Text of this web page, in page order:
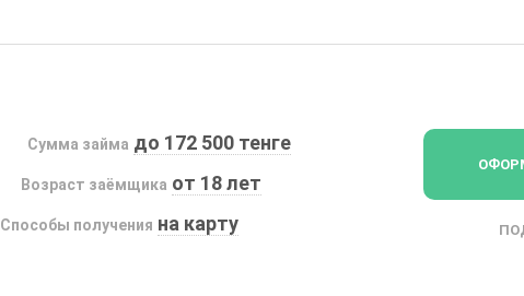
Сумма займа до 172 500 тенге
Возраст заёмщика от 18 лет
Способы получения на карту